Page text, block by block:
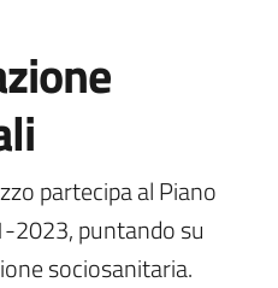
partecipa al Piano
2023, puntando su
sociosanitaria.